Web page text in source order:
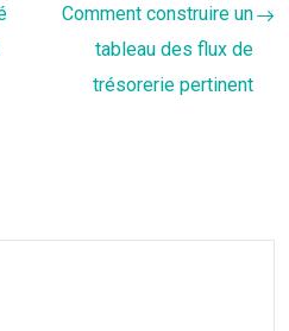
Comment construire un
tableau des flux de
trésorerie pertinent